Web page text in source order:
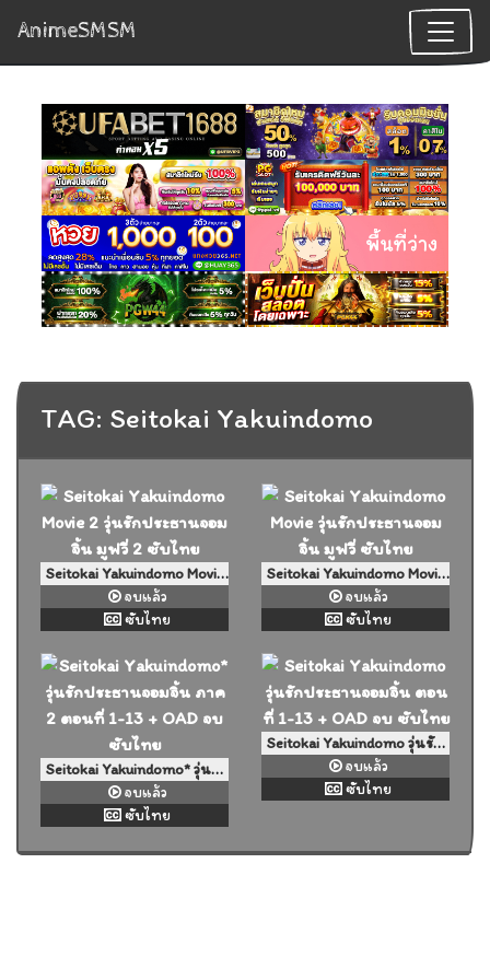
AnimeSMSM
TAG: Seitokai Yakuindomo
Seitokai Yakuindomo Movie 2 วุ่นรักประธานจอมจิ้น มูฟวี่ 2 ซับไทย
จบแล้ว
ซับไทย
Seitokai Yakuindomo Movie วุ่นรักประธานจอมจิ้น มูฟวี่ ซับไทย
จบแล้ว
ซับไทย
Seitokai Yakuindomo* วุ่นรักประธานจอมจิ้น ภาค 2 ตอนที่ 1-13 + OAD จบ ซับไทย
จบแล้ว
ซับไทย
Seitokai Yakuindomo วุ่นรักประธานจอมจิ้น ตอนที่ 1-13 + OAD จบ ซับไทย
จบแล้ว
ซับไทย